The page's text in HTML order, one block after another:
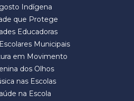
Indígena
que Protege
Educadoras
Municipais
em Movimento
dos Olhos
nas Escolas
na Escola